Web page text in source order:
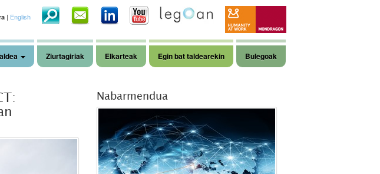
| English
Ziurtagiriak Elkarteak Egin bat taldearekin Bulegoak
Nabarmendua